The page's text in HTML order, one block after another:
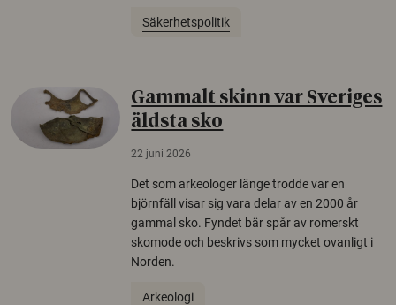
Säkerhetspolitik
Gammalt skinn var Sveriges
äldsta sko
22 juni 2026
Det som arkeologer länge trodde var en
björnfäll visar sig vara delar av en 2000 år
gammal sko. Fyndet bär spår av romerskt
skomode och beskrivs som mycket ovanligt i
Norden.
Arkeologi